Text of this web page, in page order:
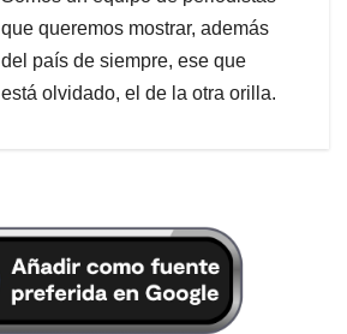
que queremos mostrar, además
del país de siempre, ese que
está olvidado, el de la otra orilla.